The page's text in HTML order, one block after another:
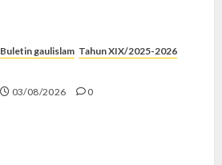
Buletin gaulislam Tahun XIX/2025-2026
03/08/2026 0